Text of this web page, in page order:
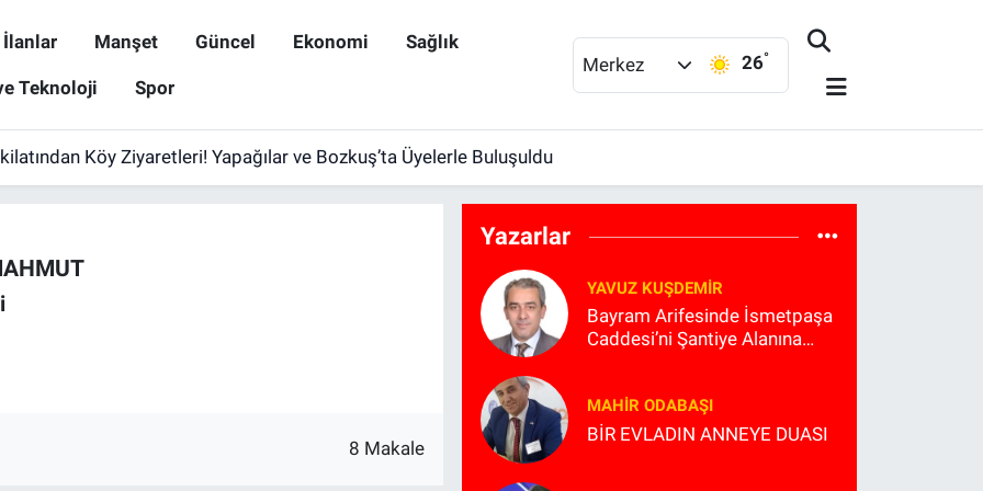
İlanlar Manşet Güncel Ekonomi Sağlık
Teknoloji Spor
Merkez 26°
Köy Ziyaretleri! Yapağılar ve Bozkuş’ta Üyelerle Buluşuldu
8 Makale
Yazarlar
YAVUZ KUŞDEMIR
Bayram Arifesinde İsmetpaşa
Caddesi’ni Şantiye Alanına
MAHIR ODABAŞI
BİR EVLADIN ANNEYE DUASI